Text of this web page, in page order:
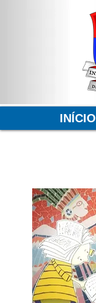
INÍCIO